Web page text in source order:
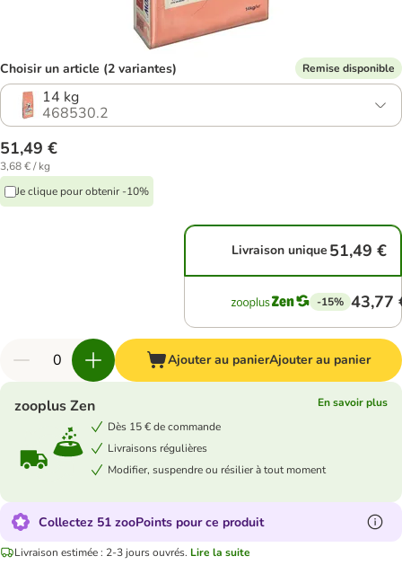
Choisir un article (2 variantes) Remise disponible
14 kg
468530.2
51,49 €
3,68 € / kg
Je clique pour obtenir -10%
Livraison unique 51,49 €
-15% 43,77
Ajouter au panierAjouter au panier
zooplus Zen
En savoir plus
Dès 15 € de commande
Livraisons régulières
Modifier, suspendre ou résilier à tout moment
Collectez 51 zooPoints pour ce produit
Livraison estimée : 2-3 jours ouvrés. Lire la suite